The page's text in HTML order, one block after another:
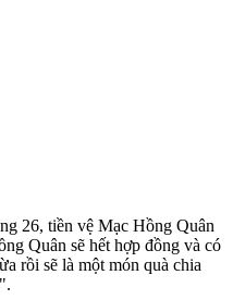
26, tiền vệ Mạc Hồng Quân
Quân sẽ hết hợp đồng và có
rồi sẽ là một món quà chia